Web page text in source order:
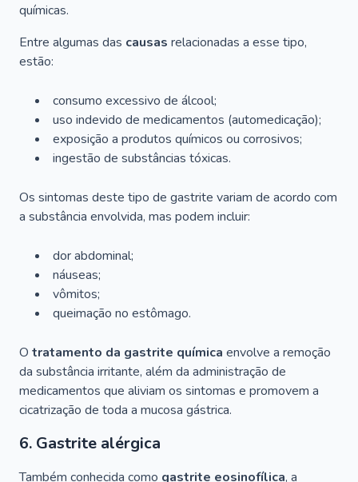
químicas.
Entre algumas das causas relacionadas a esse tipo,
estão:
consumo excessivo de álcool;
uso indevido de medicamentos (automedicação);
exposição a produtos químicos ou corrosivos;
ingestão de substâncias tóxicas.
Os sintomas deste tipo de gastrite variam de acordo com
a substância envolvida, mas podem incluir:
dor abdominal;
náuseas;
vômitos;
queimação no estômago.
O tratamento da gastrite química envolve a remoção
da substância irritante, além da administração de
medicamentos que aliviam os sintomas e promovem a
cicatrização de toda a mucosa gástrica.
6. Gastrite alérgica
Também conhecida como gastrite eosinofílica, a